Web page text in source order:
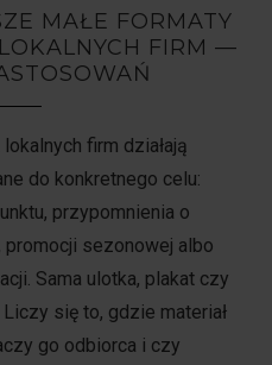
MAŁE FORMATY
FIRM —
firm działają
do konkretnego celu:
przypomnienia o
sezonowej albo
Sama ulotka, plakat czy
się to, gdzie materiał
go odbiorca i czy